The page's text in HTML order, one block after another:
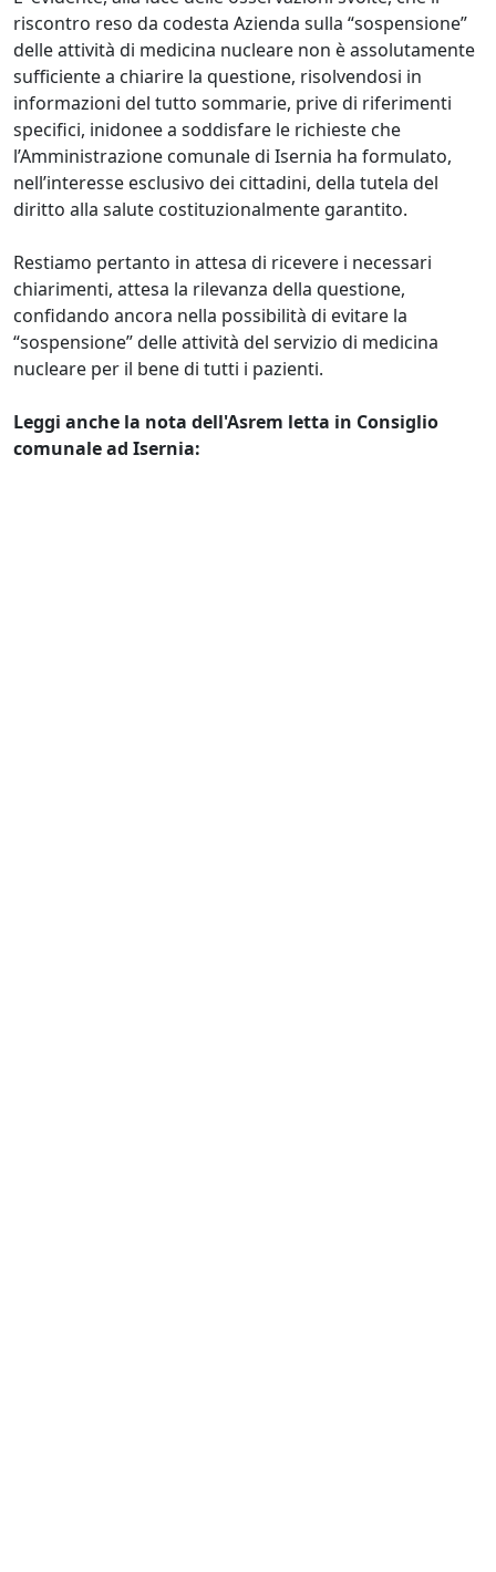
riscontro reso da codesta Azienda sulla “sospensione”
delle attività di medicina nucleare non è assolutamente
sufficiente a chiarire la questione, risolvendosi in
informazioni del tutto sommarie, prive di riferimenti
specifici, inidonee a soddisfare le richieste che
l’Amministrazione comunale di Isernia ha formulato,
nell’interesse esclusivo dei cittadini, della tutela del
diritto alla salute costituzionalmente garantito.
Restiamo pertanto in attesa di ricevere i necessari
chiarimenti, attesa la rilevanza della questione,
confidando ancora nella possibilità di evitare la
“sospensione” delle attività del servizio di medicina
nucleare per il bene di tutti i pazienti.
Leggi anche la nota dell'Asrem letta in Consiglio
comunale ad Isernia: